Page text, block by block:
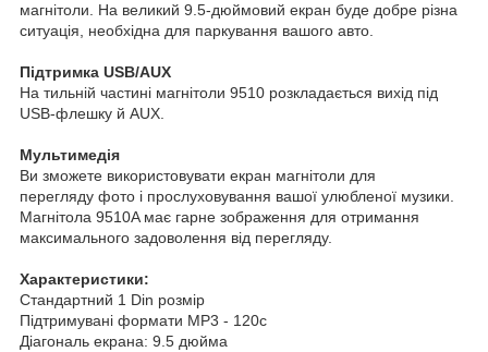
магнітоли. На великий 9.5-дюймовий екран буде добре різна
ситуація, необхідна для паркування вашого авто.
Підтримка USB/AUX
На тильній частині магнітоли 9510 розкладається вихід під
USB-флешку й AUX.
Мультимедія
Ви зможете використовувати екран магнітоли для
перегляду фото і прослуховування вашої улюбленої музики.
Магнітола 9510A має гарне зображення для отримання
максимального задоволення від перегляду.
Характеристики:
Стандартний 1 Din розмір
Підтримувані формати MP3 - 120с
Діагональ екрана: 9.5 дюйма